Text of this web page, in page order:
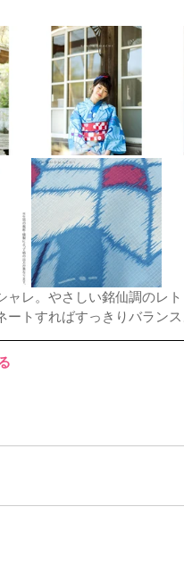
レ。やさしい銘仙調のレト
トすればすっきりバランス